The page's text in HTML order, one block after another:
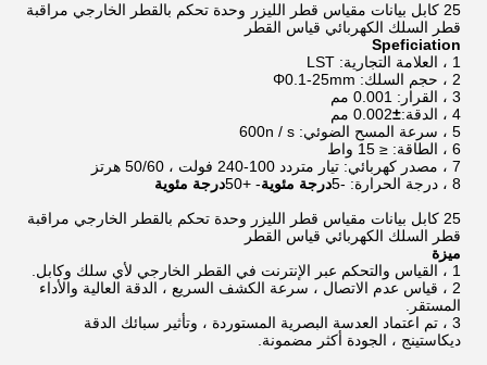
25 كابل بيانات مقياس قطر الليزر وحدة تحكم بالقطر الخارجي مراقبة
قطر السلك الكهربائي قياس القطر
Speficiation
1 ، العلامة التجارية: LST
2 ، حجم السلك: Φ0.1-25mm
3 ، القرار: 0.001 مم
4 ، الدقة:
±0.002 مم
5 ، سرعة المسح الضوئي: 600n / s
6 ، الطاقة: ≤ 15 واط
7 ، مصدر كهربائي: تيار متردد 100-240 فولت ، 50/60 هرتز
8 ، درجة الحرارة: -5
درجة مئوية- +50
درجة مئوية
25 كابل بيانات مقياس قطر الليزر وحدة تحكم بالقطر الخارجي مراقبة
قطر السلك الكهربائي قياس القطر
ميزة
1 ، القياس والتحكم عبر الإنترنت في القطر الخارجي لأي سلك وكابل.
2 ، قياس عدم الاتصال ، سرعة الكشف السريع ، الدقة العالية والأداء
المستقر.
3 ، تم اعتماد العدسة البصرية المستوردة ، وتأثير سبائك الدقة
ديكاستينج ، الجودة أكثر مضمونة.